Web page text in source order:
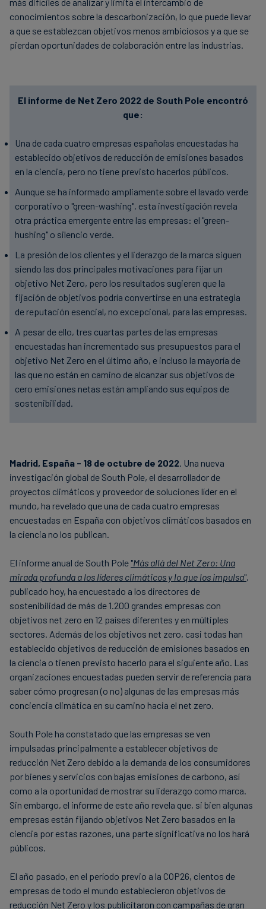
conocimientos sobre la descarbonización, lo que puede llevar
a que se establezcan objetivos menos ambiciosos y a que se
pierdan oportunidades de colaboración entre las industrias.
El informe de Net Zero 2022 de South Pole encontró
que:
Una de cada cuatro empresas españolas encuestadas ha
establecido objetivos de reducción de emisiones basados
en la ciencia, pero no tiene previsto hacerlos públicos.
Aunque se ha informado ampliamente sobre el lavado verde
corporativo o "green-washing", esta investigación revela
otra práctica emergente entre las empresas: el "green-
hushing" o silencio verde.
La presión de los clientes y el liderazgo de la marca siguen
siendo las dos principales motivaciones para fijar un
objetivo Net Zero, pero los resultados sugieren que la
fijación de objetivos podría convertirse en una estrategia
de reputación esencial, no excepcional, para las empresas.
A pesar de ello, tres cuartas partes de las empresas
encuestadas han incrementado sus presupuestos para el
objetivo Net Zero en el último año, e incluso la mayoría de
las que no están en camino de alcanzar sus objetivos de
cero emisiones netas están ampliando sus equipos de
sostenibilidad.
Madrid, España - 18 de octubre de 2022. Una nueva
investigación global de South Pole, el desarrollador de
proyectos climáticos y proveedor de soluciones líder en el
mundo, ha revelado que una de cada cuatro empresas
encuestadas en España con objetivos climáticos basados en
la ciencia no los publican.
El informe anual de South Pole "Más allá del Net Zero: Una
mirada profunda a los líderes climáticos y lo que los impulsa",
publicado hoy, ha encuestado a los directores de
sostenibilidad de más de 1.200 grandes empresas con
objetivos net zero en 12 países diferentes y en múltiples
sectores. Además de los objetivos net zero, casi todas han
establecido objetivos de reducción de emisiones basados en
la ciencia o tienen previsto hacerlo para el siguiente año. Las
organizaciones encuestadas pueden servir de referencia para
saber cómo progresan (o no) algunas de las empresas más
conciencia climática en su camino hacia el net zero.
South Pole ha constatado que las empresas se ven
impulsadas principalmente a establecer objetivos de
reducción Net Zero debido a la demanda de los consumidores
por bienes y servicios con bajas emisiones de carbono, así
como a la oportunidad de mostrar su liderazgo como marca.
Sin embargo, el informe de este año revela que, si bien algunas
empresas están fijando objetivos Net Zero basados en la
ciencia por estas razones, una parte significativa no los hará
públicos.
El año pasado, en el período previo a la COP26, cientos de
empresas de todo el mundo establecieron objetivos de
reducción Net Zero y los publicitaron con campañas de gran